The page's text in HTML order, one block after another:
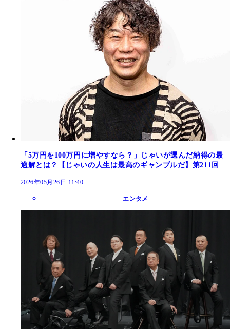
「5万円を100万円に増やすなら？」じゃいが選んだ納得の最
適解とは？【じゃいの人生は最高のギャンブルだ】第211回
2026年05月26日 11:40
エンタメ